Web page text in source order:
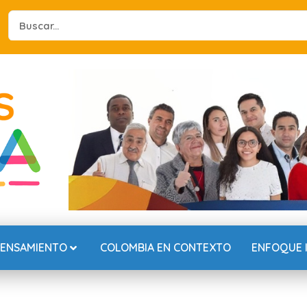
Search
...
COLOMBIA EN CONTEXTO ENFOQUE